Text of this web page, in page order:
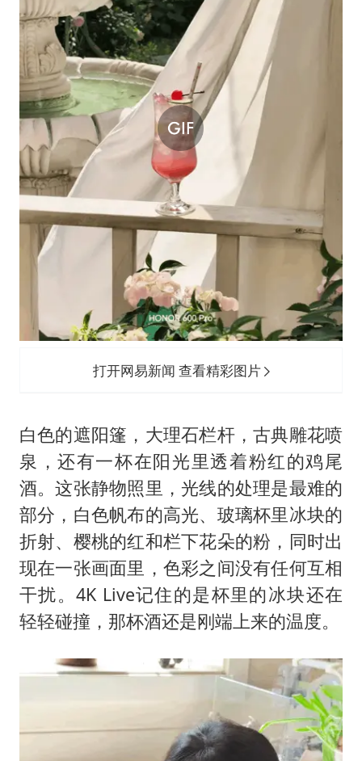
打开网易新闻 查看精彩图片
白色的遮阳篷，大理石栏杆，古典雕花喷
泉，还有一杯在阳光里透着粉红的鸡尾
酒。这张静物照里，光线的处理是最难的
部分，白色帆布的高光、玻璃杯里冰块的
折射、樱桃的红和栏下花朵的粉，同时出
现在一张画面里，色彩之间没有任何互相
干扰。4K Live记住的是杯里的冰块还在
轻轻碰撞，那杯酒还是刚端上来的温度。